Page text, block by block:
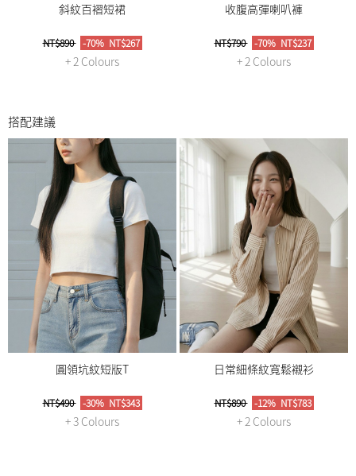
斜紋百褶短裙
NT$890 -70% NT$267
+ 2 Colours
收腹高彈喇叭褲
NT$790 -70% NT$237
+ 2 Colours
搭配建議
圓領坑紋短版T
NT$490 -30% NT$343
+ 3 Colours
日常細條紋寬鬆襯衫
NT$890 -12% NT$783
+ 2 Colours